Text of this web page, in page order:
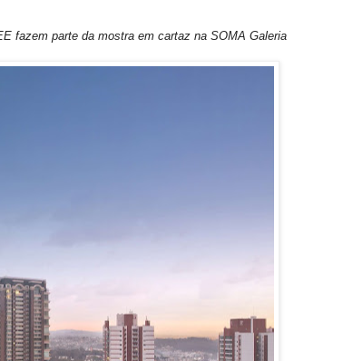
fazem parte da mostra em cartaz na SOMA Galeria